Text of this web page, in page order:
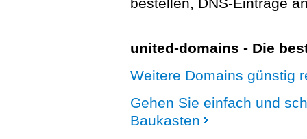
united-domains - Die
Weitere Domains günstig
Gehen Sie einfach und
Baukasten